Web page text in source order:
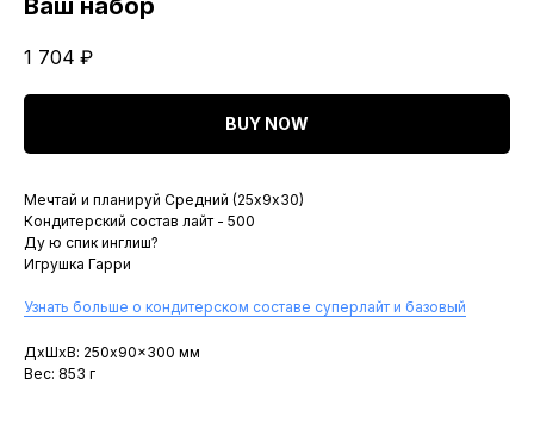
Ваш набор
1 704 ₽
BUY NOW
Мечтай и планируй Средний (25х9х30)
Кондитерский состав лайт - 500
Ду ю спик инглиш?
Игрушка Гарри
Узнать больше о кондитерском составе суперлайт и базовый
ДxШxВ: 250x90x300 мм
Вес: 853 г